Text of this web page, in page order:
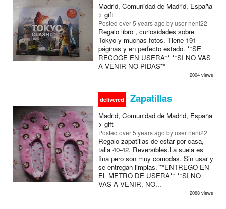
Madrid, Comunidad de Madrid, España
> gift
Posted over 5 years ago by user neni22
Regalo libro , curiosidades sobre
Tokyo y muchas fotos. Tiene 191
páginas y en perfecto estado. **SE
RECOGE EN USERA** **SI NO VAS
A VENIR NO PIDAS**
2004 views
delivered Zapatillas
Madrid, Comunidad de Madrid, España
> gift
Posted over 5 years ago by user neni22
Regalo zapatillas de estar por casa,
talla 40-42. Reversibles.La suela es
fina pero son muy comodas. Sin usar y
se entregan limpias. **ENTREGO EN
EL METRO DE USERA** **SI NO
VAS A VENIR, NO...
2068 views